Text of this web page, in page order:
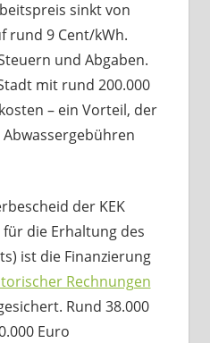
sinkt von
rund 9 Cent/kWh.
und Abgaben.
mit rund 200.000
– ein Vorteil, der
der KEK
die Erhaltung des
ist die Finanzierung
Rechnungen
Rund 38.000
Euro